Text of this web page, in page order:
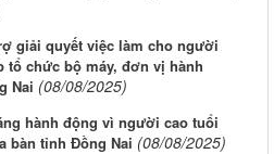
giải quyết việc làm cho người
tổ chức bộ máy, đơn vị hành
Nai (08/08/2025)
hành động vì người cao tuổi
bàn tỉnh Đồng Nai (08/08/2025)